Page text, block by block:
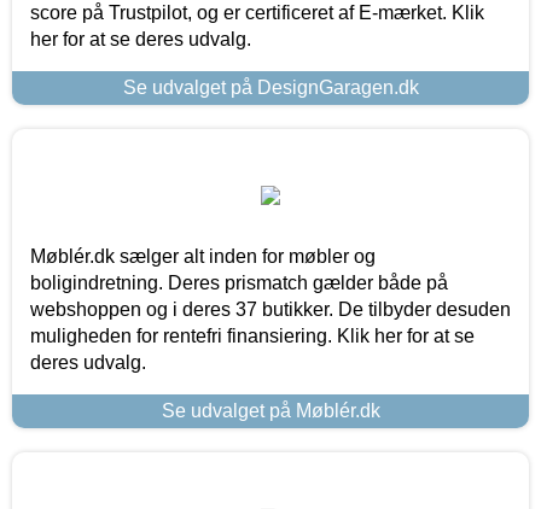
score på Trustpilot, og er certificeret af E-mærket. Klik
her for at se deres udvalg.
Se udvalget på DesignGaragen.dk
Møblér.dk sælger alt inden for møbler og
boligindretning. Deres prismatch gælder både på
webshoppen og i deres 37 butikker. De tilbyder desuden
muligheden for rentefri finansiering. Klik her for at se
deres udvalg.
Se udvalget på Møblér.dk